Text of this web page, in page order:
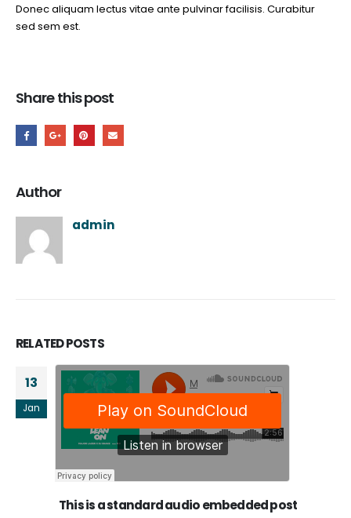
Donec aliquam lectus vitae ante pulvinar facilisis. Curabitur
sed sem est.
Share this post
Author
admin
RELATEDPOSTS
13
Jan
This is a standard audio embedded post